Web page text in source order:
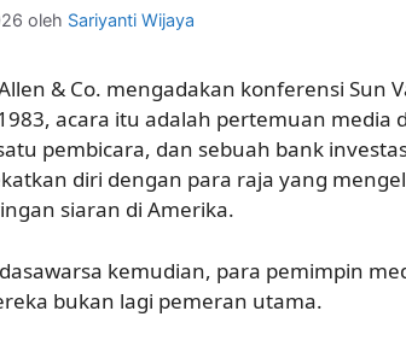
oleh Sariyanti Wijaya
& Co. mengadakan konferensi Sun
acara itu adalah pertemuan media
pembicara, dan sebuah bank
diri dengan para raja yang
siaran di Amerika.
kemudian, para pemimpin
bukan lagi pemeran utama.